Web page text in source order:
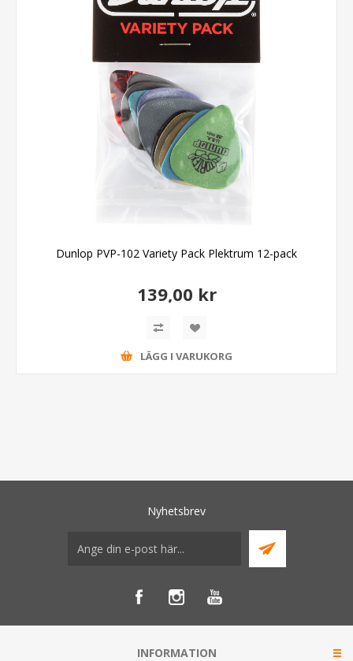
Dunlop PVP-102 Variety Pack Plektrum 12-pack
139,00 kr
LÄGG I VARUKORG
Nyhetsbrev
INFORMATION